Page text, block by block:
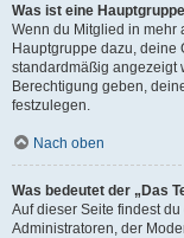
Was ist eine
Wenn du Mitglied in mehr
Hauptgruppe dazu, deine
standardmäßig angezeigt
Berechtigung geben,
festzulegen.
Nach oben
Was bedeutet der „Das
Auf dieser Seite findest
Administratoren, der